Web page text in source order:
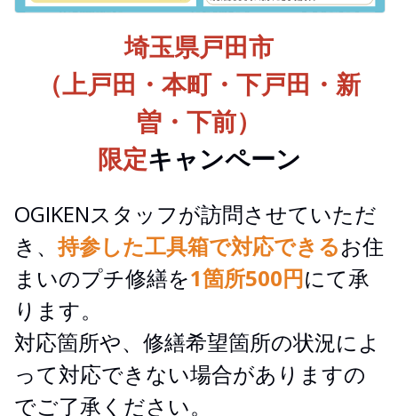
埼玉県戸田市
（上戸田・本町・下戸田・新
曽・下前）
限定キャンペーン
OGIKENスタッフが訪問させていただ
き、持参した工具箱で対応できるお住
まいのプチ修繕を1箇所500円にて承
ります。
対応箇所や、修繕希望箇所の状況によ
って対応できない場合がありますの
でご了承ください。